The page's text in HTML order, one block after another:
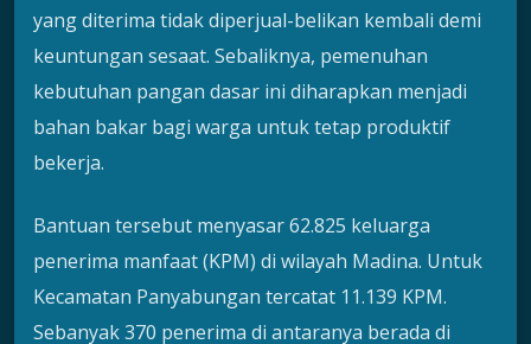
yang diterima tidak diperjual-belikan kembali demi
keuntungan sesaat. Sebaliknya, pemenuhan
kebutuhan pangan dasar ini diharapkan menjadi
bahan bakar bagi warga untuk tetap produktif
bekerja.
Bantuan tersebut menyasar 62.825 keluarga
penerima manfaat (KPM) di wilayah Madina. Untuk
Kecamatan Panyabungan tercatat 11.139 KPM.
Sebanyak 370 penerima di antaranya berada di